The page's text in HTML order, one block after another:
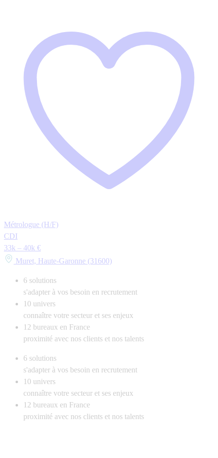
Métrologue (H/F)
CDI
33k – 40k €
Muret, Haute-Garonne (31600)
6 solutions
s'adapter à vos besoin en recrutement
10 univers
connaître votre secteur et ses enjeux
12 bureaux en France
proximité avec nos clients et nos talents
6 solutions
s'adapter à vos besoin en recrutement
10 univers
connaître votre secteur et ses enjeux
12 bureaux en France
proximité avec nos clients et nos talents